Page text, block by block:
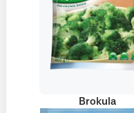
Brokula